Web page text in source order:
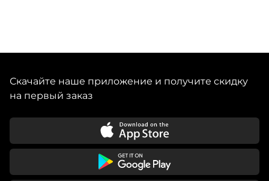
Скачайте наше приложение и получите скидку
на первый заказ